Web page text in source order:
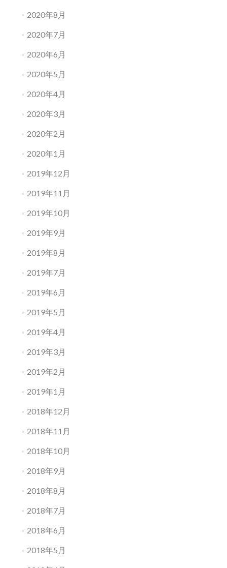
2020年8月
2020年7月
2020年6月
2020年5月
2020年4月
2020年3月
2020年2月
2020年1月
2019年12月
2019年11月
2019年10月
2019年9月
2019年8月
2019年7月
2019年6月
2019年5月
2019年4月
2019年3月
2019年2月
2019年1月
2018年12月
2018年11月
2018年10月
2018年9月
2018年8月
2018年7月
2018年6月
2018年5月